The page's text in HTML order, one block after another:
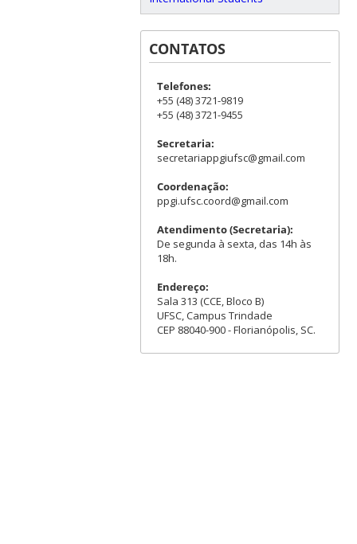
CONTATOS
Telefones:
+55 (48) 3721-9819
+55 (48) 3721-9455
Secretaria:
secretariappgiufsc@gmail.com
Coordenação:
ppgi.ufsc.coord@gmail.com
Atendimento (Secretaria):
De segunda à sexta, das 14h às
18h.
Endereço:
Sala 313 (CCE, Bloco B)
UFSC, Campus Trindade
CEP 88040-900 - Florianópolis, SC.